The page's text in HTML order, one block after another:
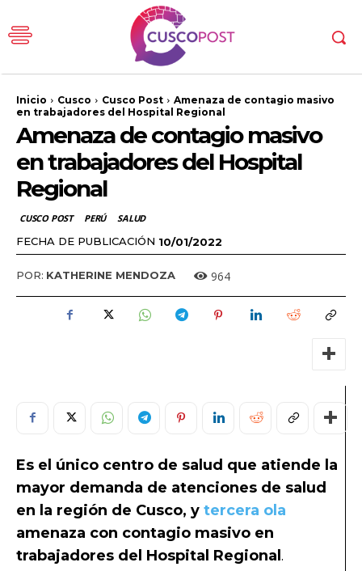
Inicio Cusco Cusco Post
Amenaza de contagio masivo
en trabajadores del Hospital Regional
Amenaza de contagio masivo
en trabajadores del Hospital
Regional
CUSCO POST PERÚ SALUD
FECHA DE PUBLICACIÓN 10/01/2022
POR: KATHERINE MENDOZA 964
Es el único centro de salud que atiende la
mayor demanda de atenciones de salud
en la región de Cusco, y tercera ola
amenaza con contagio masivo en
trabajadores del Hospital Regional.